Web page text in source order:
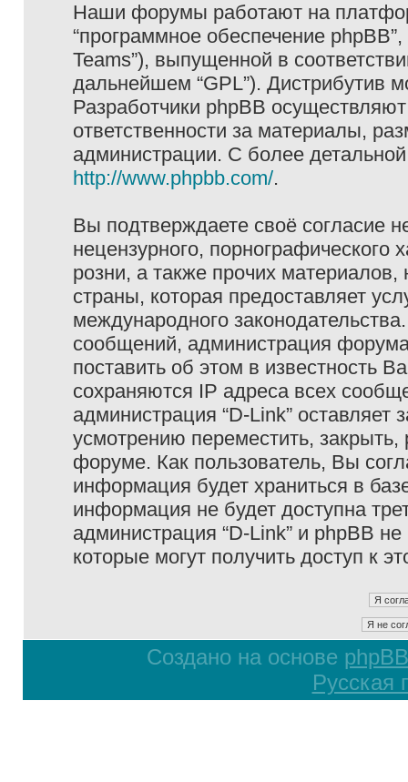
Наши форумы работают на
“программное обеспечение
Teams”), выпущенной в
дальнейшем “GPL”). Дистрибутив
Разработчики phpBB
ответственности за материалы,
администрации. С более
http://www.phpbb.com/.
Вы подтверждаете своё согласие
нецензурного, порнографического
розни, а также прочих
страны, которая предоставляет
международного
сообщений, администрация
поставить об этом в известность
сохраняются IP адреса всех
администрация “D-Link”
усмотрению переместить,
форуме. Как пользователь, Вы
информация будет храниться в
информация не будет доступна
администрация “D-Link” и phpBB
которые могут получить доступ к
Создано на основе phpBB
Русская